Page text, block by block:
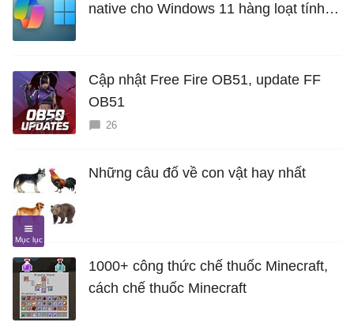
native cho Windows 11 hàng loạt tính
Cập nhật Free Fire OB51, update FF
OB51
26
Những câu đố về con vật hay nhất
1000+ công thức chế thuốc Minecraft,
cách chế thuốc Minecraft